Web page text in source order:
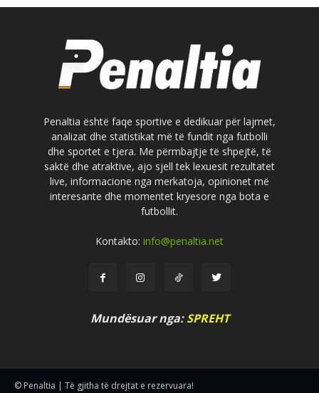
Penaltia është faqe sportive e dedikuar për lajmet,
analizat dhe statistikat më të fundit nga futbolli
dhe sportet e tjera. Me përmbajtje të shpejtë, të
saktë dhe atraktive, ajo sjell tek lexuesit rezultatet
live, informacione nga merkatoja, opinionet më
interesante dhe momentet kryesore nga bota e
futbollit.
Kontakto: info@penaltia.net
Mundësuar nga:SPREHT
© Penaltia | Të gjitha të drejtat e rezervuara!